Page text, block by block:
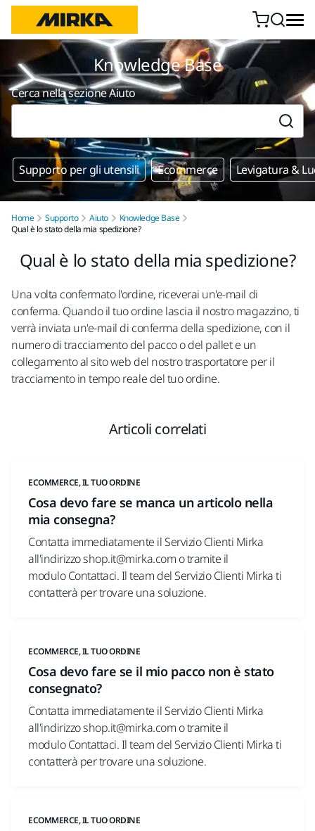
Knowledge Base
Cerca nella sezione Aiuto
Supporto per gli utensili Ecommerce Levigatura &
Home Supporto Aiuto
Knowledge Base
Qual è lo stato della mia spedizione?
Qual è lo stato della mia spedizione?
Una volta confermato l'ordine, riceverai un'e-mail di
conferma. Quando il tuo ordine lascia il nostro magazzino, ti
verrà inviata un'e-mail di conferma della spedizione, con il
numero di tracciamento del pacco o del pallet e un
collegamento al sito web del nostro trasportatore per il
tracciamento in tempo reale del tuo ordine.
Articoli correlati
ECOMMERCE, IL TUO ORDINE
Cosa devo fare se manca un articolo nella
mia consegna?
Contatta immediatamente il Servizio Clienti Mirka
all'indirizzo shop.it@mirka.com o tramite il
modulo Contattaci. Il team del Servizio Clienti Mirka ti
contatterà per trovare una soluzione.
ECOMMERCE, IL TUO ORDINE
Cosa devo fare se il mio pacco non è stato
consegnato?
Contatta immediatamente il Servizio Clienti Mirka
all'indirizzo shop.it@mirka.com o tramite il
modulo Contattaci. Il team del Servizio Clienti Mirka ti
contatterà per trovare una soluzione.
ECOMMERCE, IL TUO ORDINE